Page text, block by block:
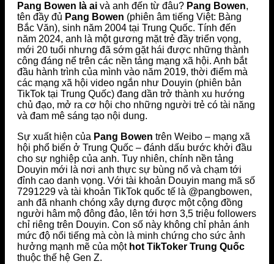
Pang Bowen là ai và anh đến từ đâu? Pang Bowen,
tên đầy đủ Pang Bowen (phiên âm tiếng Việt: Bàng
Bắc Văn), sinh năm 2004 tại Trung Quốc. Tính đến
năm 2024, anh là một gương mặt trẻ đầy triển vọng,
mới 20 tuổi nhưng đã sớm gặt hái được những thành
công đáng nể trên các nền tảng mạng xã hội. Anh bắt
đầu hành trình của mình vào năm 2019, thời điểm mà
các mạng xã hội video ngắn như Douyin (phiên bản
TikTok tại Trung Quốc) đang dần trở thành xu hướng
chủ đạo, mở ra cơ hội cho những người trẻ có tài năng
và đam mê sáng tạo nội dung.
Sự xuất hiện của Pang Bowen trên Weibo – mạng xã
hội phổ biến ở Trung Quốc – đánh dấu bước khởi đầu
cho sự nghiệp của anh. Tuy nhiên, chính nền tảng
Douyin mới là nơi anh thực sự bùng nổ và chạm tới
đỉnh cao danh vọng. Với tài khoản Douyin mang mã số
7291229 và tài khoản TikTok quốc tế là @pangbowen,
anh đã nhanh chóng xây dựng được một cộng đồng
người hâm mộ đông đảo, lên tới hơn 3,5 triệu followers
chỉ riêng trên Douyin. Con số này không chỉ phản ánh
mức độ nổi tiếng mà còn là minh chứng cho sức ảnh
hưởng mạnh mẽ của một hot TikToker Trung Quốc
thuộc thế hệ Gen Z.